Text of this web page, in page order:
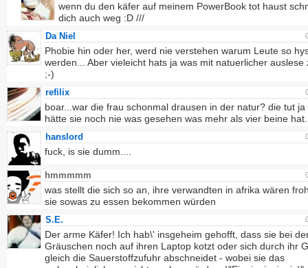
wenn du den käfer auf meinem PowerBook tot haust
dich auch weg :D ///
Da Niel
Phobie hin oder her, werd nie verstehen warum Leute so
werden... Aber vieleicht hats ja was mit natuerlicher auslese
;-)
refilix
boar...war die frau schonmal drausen in der natur? die tut ja
hätte sie noch nie was gesehen was mehr als vier beine hat.
hanslord
fuck, is sie dumm....
hmmmmm
was stellt die sich so an, ihre verwandten in afrika wären
sie sowas zu essen bekommen würden
S.E.
Der arme Käfer! Ich hab\' insgeheim gehofft, dass sie bei
Gräuschen noch auf ihren Laptop kotzt oder sich durch ihr
gleich die Sauerstoffzufuhr abschneidet - wobei sie das